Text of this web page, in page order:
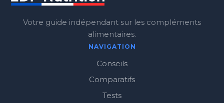
Votre guide indépendant sur les compléments
alimentaires.
NAVIGATION
Conseils
Comparatifs
Tests